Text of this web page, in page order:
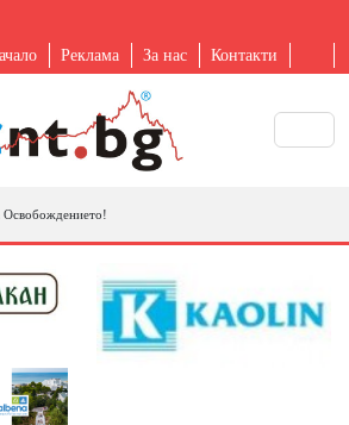
Реклама За нас Контакти
Освобождението!